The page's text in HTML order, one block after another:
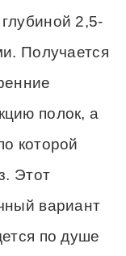
2,5-
Получается
полок, а
которой
Этот
вариант
по душе